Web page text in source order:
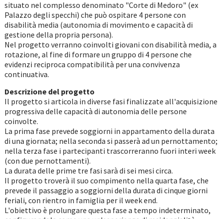
situato nel complesso denominato "Corte di Medoro" (ex
Palazzo degli specchi) che può ospitare 4 persone con
disabilità media (autonomia di movimento e capacità di
gestione della propria persona).
Nel progetto verranno coinvolti giovani con disabilità media, a
rotazione, al fine di formare un gruppo di 4 persone che
evidenzi reciproca compatibilità per una convivenza
continuativa.
Descrizione del progetto
Il progetto si articola in diverse fasi finalizzate all'acquisizione
progressiva delle capacità di autonomia delle persone
coinvolte.
La prima fase prevede soggiorni in appartamento della durata
di una giornata; nella seconda si passerà ad un pernottamento;
nella terza fase i partecipanti trascorreranno fuori interi week
(con due pernottamenti).
La durata delle prime tre fasi sarà di sei mesi circa.
Il progetto troverà il suo compimento nella quarta fase, che
prevede il passaggio a soggiorni della durata di cinque giorni
feriali, con rientro in famiglia per il week end.
L'obiettivo è prolungare questa fase a tempo indeterminato,